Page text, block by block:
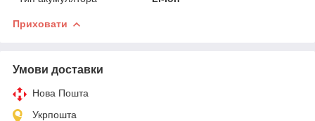
Приховати
Умови доставки
Нова Пошта
Укрпошта